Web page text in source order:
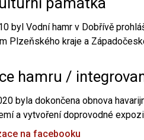
byl Vodní hamr v Dobřívě
Plzeňského kraje a
hamru /
byla dokončena obnova
a vytvoření doprovodné
na facebooku